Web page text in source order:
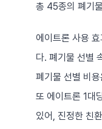
총 45종의 폐기
에이트론 사용
다. 폐기물 선별
폐기물 선별 비
또 에이트론 1대
있어, 진정한 친